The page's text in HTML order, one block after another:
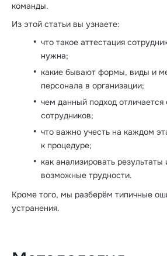
команды.
Из этой статьи вы узнаете:
что такое аттестация
нужна;
какие бывают формы, виды и
персонала в организации;
чем данный подход
сотрудников;
что важно учесть на каждом
к процедуре;
как анализировать результаты
возможные трудности.
Кроме того, мы разберём типичные
устранения.